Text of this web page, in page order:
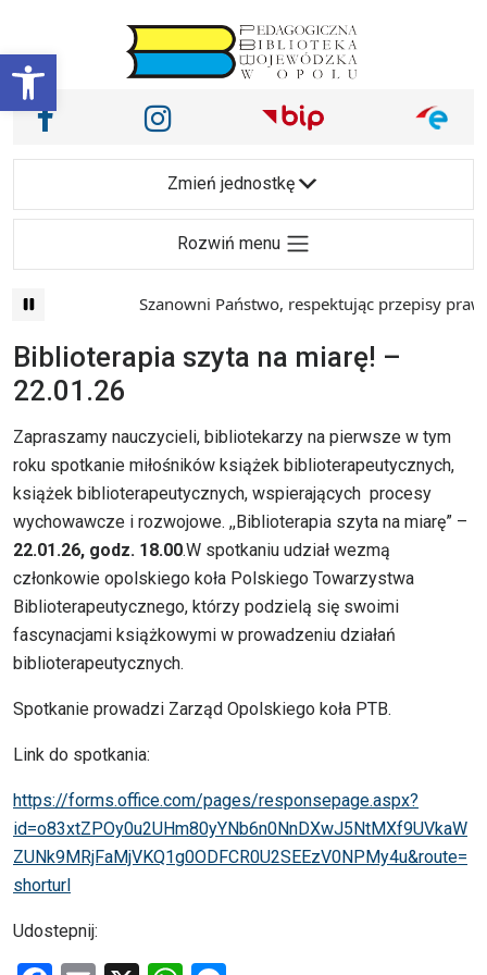
Otwórz pasek narzędzi
Main Navigation
Nasze media społecznościowe i inne
Facebook Instagram
Zmień jednostkę
Rozwiń menu
Szanowni Państwo, respektując przepisy
Biblioterapia szyta na miarę! –
22.01.26
Zapraszamy nauczycieli, bibliotekarzy na pierwsze w tym
roku spotkanie miłośników książek biblioterapeutycznych,
książek biblioterapeutycznych, wspierających procesy
wychowawcze i rozwojowe. ,,Biblioterapia szyta na miarę” –
22.01.26, godz. 18.00.W spotkaniu udział wezmą
członkowie opolskiego koła Polskiego Towarzystwa
Biblioterapeutycznego, którzy podzielą się swoimi
fascynacjami książkowymi w prowadzeniu działań
biblioterapeutycznych.
Spotkanie prowadzi Zarząd Opolskiego koła PTB.
Link do spotkania:
https://forms.office.com/pages/responsepage.aspx?
id=o83xtZPOy0u2UHm80yYNb6n0NnDXwJ5NtMXf9UVkaW
ZUNk9MRjFaMjVKQ1g0ODFCR0U2SEEzV0NPMy4u&route=
shorturl
Udostepnij: